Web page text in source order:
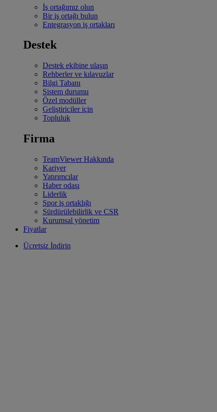
İş ortağımız olun
Bir iş ortağı bulun
Entegrasyon iş ortakları
Destek
Destek ekibine ulaşın
Rehberler ve kılavuzlar
Bilgi Tabanı
Sistem durumu
Özel modüller
Geliştiriciler için
Topluluk
Firma
TeamViewer Hakkında
Kariyer
Yatırımcılar
Haber odası
Liderlik
Spor iş ortaklığı
Sürdürülebilirlik ve CSR
Kurumsal yönetim
Fiyatlar
Ücretsiz İndirin